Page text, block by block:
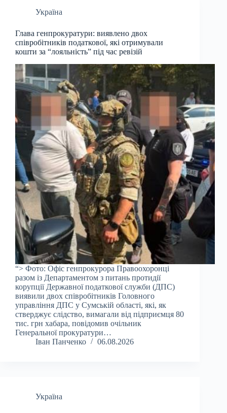
Україна
Глава генпрокуратури: виявлено двох
співробітників податкової, які отримували
кошти за “лояльність” під час ревізій
“> Фото: Офіс генпрокурора Правоохоронці
разом із Департаментом з питань протидії
корупції Державної податкової служби (ДПС)
виявили двох співробітників Головного
управління ДПС у Сумській області, які, як
стверджує слідство, вимагали від підприємця 80
тис. грн хабара, повідомив очільник
Генеральної прокуратури…
Іван Панченко
06.08.2026
Україна